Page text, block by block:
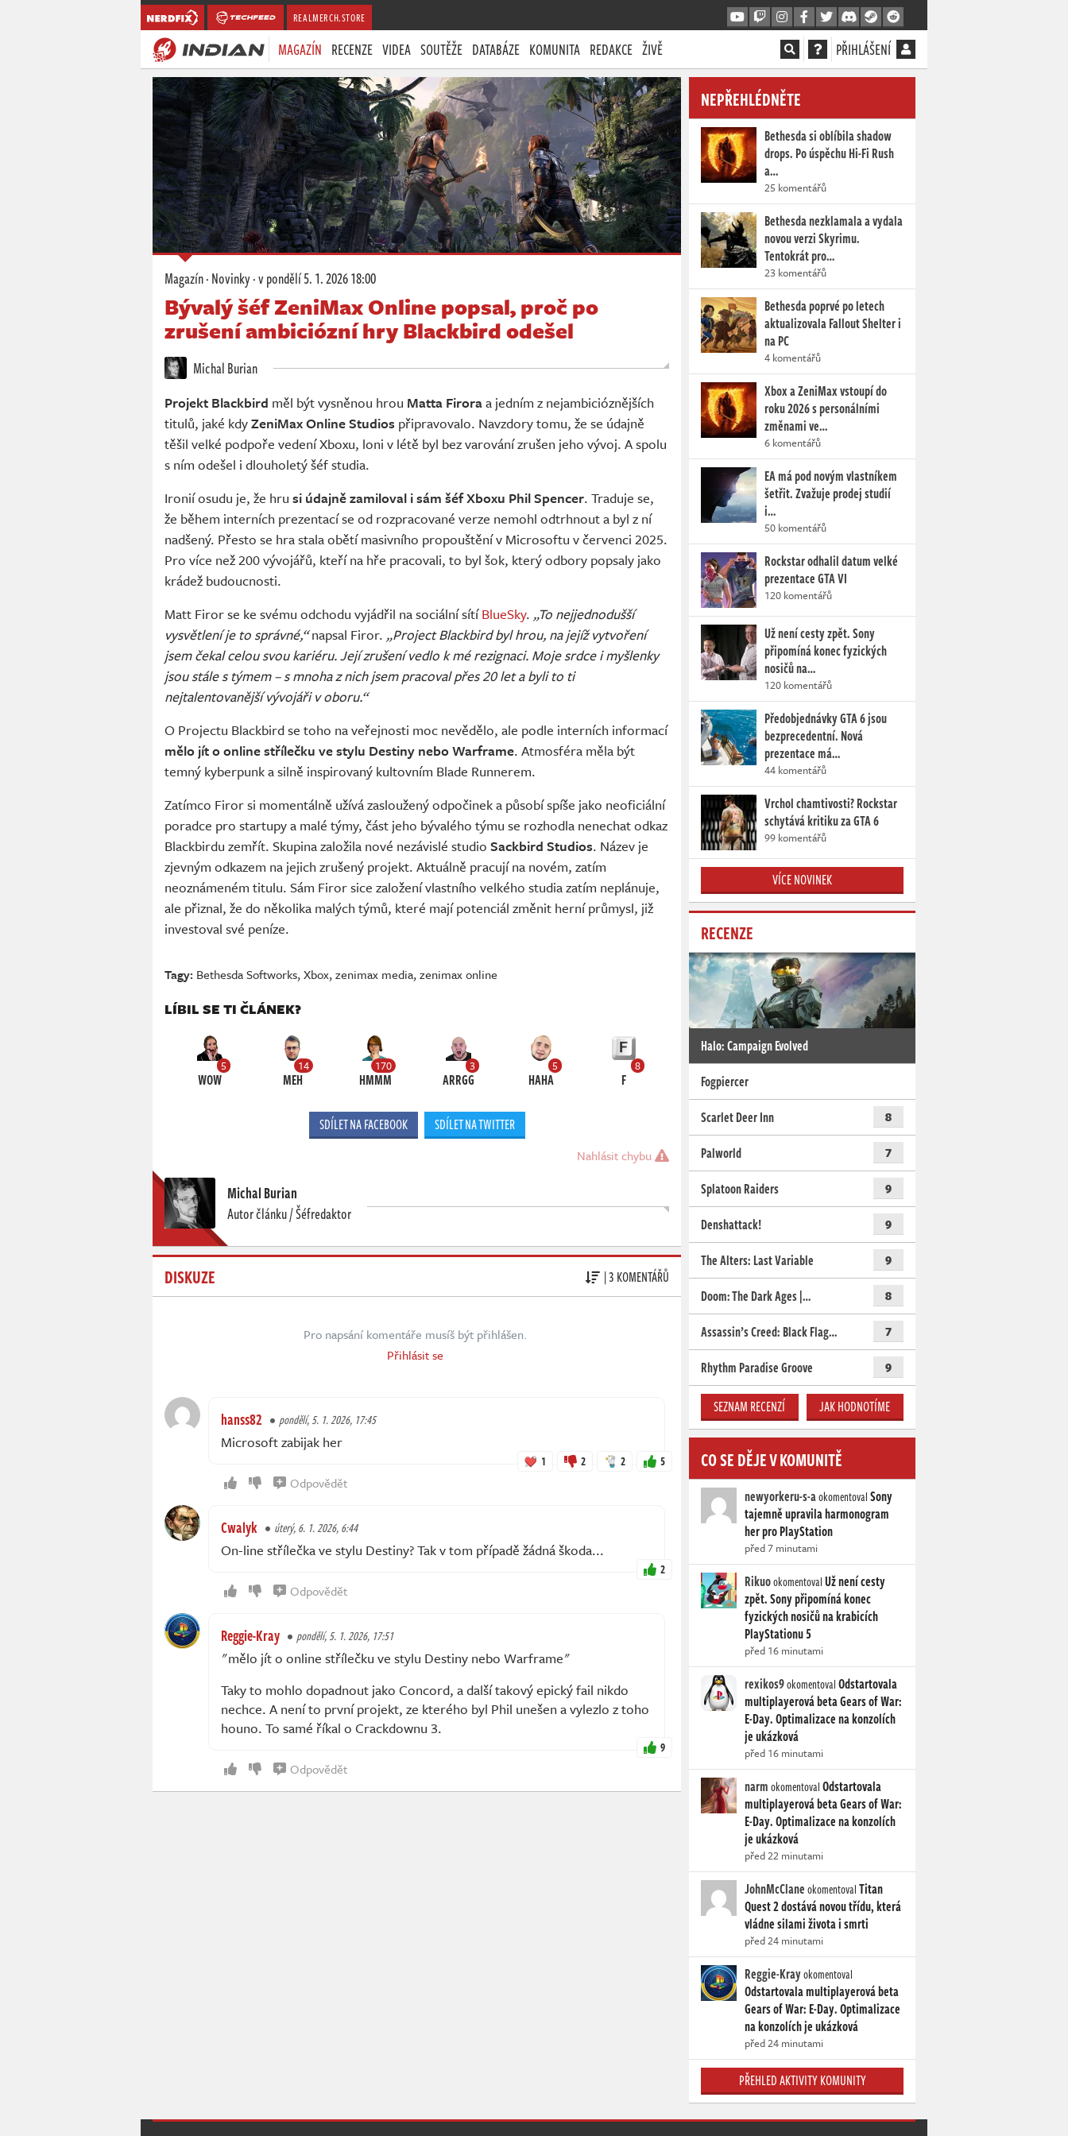
REALMERCH.STORE
MAGAZÍN RECENZE VIDEA SOUTĚŽE DATABÁZE KOMUNITA REDAKCE ŽIVĚ PŘIHLÁŠENÍ
Magazín·Novinky·v pondělí5. 1. 2026 18:00
Bývalý šéf ZeniMax Online popsal, proč po
zrušení ambiciózní hry Blackbird odešel
Michal Burian
Projekt Blackbird měl být vysněnou hrou Matta Firoraa jedním z nejambicióznějších
titulů, jaké kdyZeniMax Online Studios připravovalo. Navzdory tomu, že se údajně
těšil velké podpoře vedení Xboxu, loni v létě byl bez varování zrušen jeho vývoj. A spolu
s ním odešel i dlouholetý šéf studia.
Ironií osudu je, že hru si údajně zamiloval i sám šéf Xboxu Phil Spencer. Traduje se,
že během interních prezentací se od rozpracované verze nemohl odtrhnout a byl z ní
nadšený. Přesto se hra stala obětí masivního propouštění v Microsoftu v červenci 2025.
Pro více než 200 vývojářů, kteří na hře pracovali, to byl šok, který odbory popsaly jako
krádež budoucnosti.
Matt Firor se ke svému odchodu vyjádřil na sociální sítíBlueSky. „To nejjednodušší
vysvětlení je to správné,“napsal Firor. „Project Blackbird byl hrou, na jejíž vytvoření
jsem čekal celou svou kariéru. Její zrušení vedlo k mé rezignaci. Moje srdce i myšlenky
jsou stále s týmem – s mnoha z nich jsem pracoval přes 20 let a byli to ti
nejtalentovanější vývojáři v oboru.“
O Projectu Blackbird se toho na veřejnosti moc nevědělo, ale podle interních informací
mělo jít o online střílečku ve stylu Destiny nebo Warframe. Atmosféra měla být
temný kyberpunk a silně inspirovaný kultovním Blade Runnerem.
Zatímco Firor si momentálně užívá zasloužený odpočinek a působí spíše jako neoficiální
poradce pro startupy a malé týmy, část jeho bývalého týmu se rozhodla nenechat odkaz
Blackbirdu zemřít. Skupina založila nové nezávislé studio Sackbird Studios. Název je
zjevným odkazem na jejich zrušený projekt. Aktuálně pracují na novém, zatím
neoznámeném titulu. Sám Firor sice založení vlastního velkého studia zatím neplánuje,
ale přiznal, že do několika malých týmů, které mají potenciál změnit herní průmysl, již
investoval své peníze.
Tagy: Bethesda Softworks,Xbox,zenimax media,zenimax online
LÍBIL SE TI ČLÁNEK?
5
WOW
14
MEH
170
HMMM
3
ARRGG
5
HAHA
8
F
SDÍLET NA FACEBOOK SDÍLET NA TWITTER
Nahlásit chybu
Michal Burian
Autor článku / Šéfredaktor
DISKUZE | 3 KOMENTÁŘŮ
Pro napsání komentáře musíš být přihlášen.
Přihlásit se
hanss82 pondělí, 5. 1. 2026, 17:45
Microsoft zabijak her
1 2 2 5
Odpovědět
Cwalyk úterý, 6. 1. 2026, 6:44
On-line střílečka ve stylu Destiny? Tak v tom případě žádná škoda...
2
Odpovědět
Reggie-Kray pondělí, 5. 1. 2026, 17:51
"mělo jít o online střílečku ve stylu Destiny nebo Warframe"
Taky to mohlo dopadnout jako Concord, a další takový epický fail nikdo
nechce. A není to první projekt, ze kterého byl Phil unešen a vylezlo z toho
houno. To samé říkal o Crackdownu 3.
9
Odpovědět
NEPŘEHLÉDNĚTE
Bethesda si oblíbila shadow
drops. Po úspěchu Hi-Fi Rush
a…
25 komentářů
Bethesda nezklamala a vydala
novou verzi Skyrimu.
Tentokrát pro…
23 komentářů
Bethesda poprvé po letech
aktualizovala Fallout Shelter i
na PC
4 komentářů
Xbox a ZeniMax vstoupí do
roku 2026 s personálními
změnami ve…
6 komentářů
EA má pod novým vlastníkem
šetřit. Zvažuje prodej studií
i…
50 komentářů
Rockstar odhalil datum velké
prezentace GTA VI
120 komentářů
Už není cesty zpět. Sony
připomíná konec fyzických
nosičů na…
120 komentářů
Předobjednávky GTA 6 jsou
bezprecedentní. Nová
prezentace má…
44 komentářů
Vrchol chamtivosti? Rockstar
schytává kritiku za GTA 6
99 komentářů
VÍCE NOVINEK
RECENZE
Halo: Campaign Evolved
Fogpiercer
Scarlet Deer Inn
8
Palworld 7
Splatoon Raiders 9
Denshattack! 9
The Alters: Last Variable 9
Doom: The Dark Ages |… 8
Assassin’s Creed: Black Flag… 7
Rhythm Paradise Groove 9
SEZNAM RECENZÍ JAK HODNOTÍME
CO SE DĚJE V KOMUNITĚ
newyorkeru-s-aokomentovalSony
tajemně upravila harmonogram
her pro PlayStation
před 7 minutami
RikuookomentovalUž není cesty
zpět. Sony připomíná konec
fyzických nosičů na krabicích
PlayStationu 5
před 16 minutami
rexikos9okomentovalOdstartovala
multiplayerová beta Gears of War:
E-Day. Optimalizace na konzolích
je ukázková
před 16 minutami
narmokomentovalOdstartovala
multiplayerová beta Gears of War:
E-Day. Optimalizace na konzolích
je ukázková
před 22 minutami
JohnMcClaneokomentovalTitan
Quest 2 dostává novou třídu, která
vládne silami života i smrti
před 24 minutami
Reggie-Krayokomentoval
Odstartovala multiplayerová beta
Gears of War: E-Day. Optimalizace
na konzolích je ukázková
před 24 minutami
PŘEHLED AKTIVITY KOMUNITY